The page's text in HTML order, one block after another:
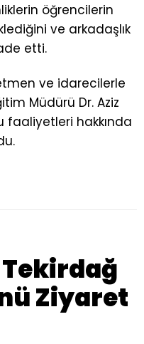
öğrencilerin
ve arkadaşlık
etti.
ve idarecilerle
Müdürü Dr. Aziz
faaliyetleri hakkında
Ziyaret